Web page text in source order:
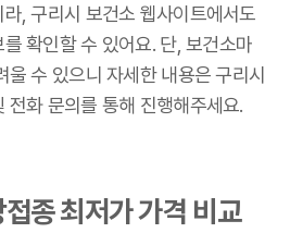
, 구리시 보건소 웹사이트에서도
확인할 수 있어요. 단, 보건소마
울 수 있으니 자세한 내용은 구리시
전화 문의를 통해 진행해주세요.
종 최저가 가격 비교